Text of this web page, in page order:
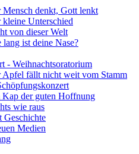
Mensch denkt, Gott lenkt
kleine Unterschied
von dieser Welt
lang ist deine Nase?
- Weihnachtsoratorium
Apfel fällt nicht weit vom Stamm
Kap der guten Hoffnung
wie raus
Geschichte
Medien